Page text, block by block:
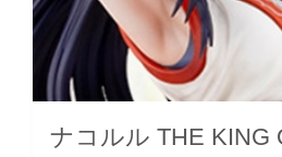
ナコルル THE KING